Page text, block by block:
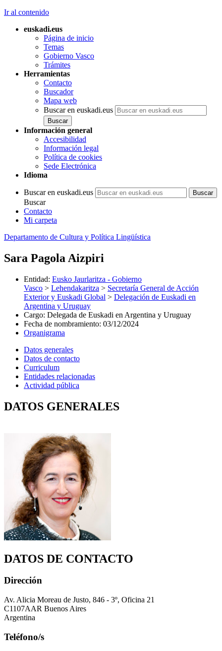
Ir al contenido
euskadi.eus
Página de inicio
Temas
Gobierno Vasco
Trámites
Herramientas
Contacto
Buscador
Mapa web
Buscar en euskadi.eus
Información general
Accesibilidad
Información legal
Política de cookies
Sede Electrónica
Idioma
Buscar en euskadi.eus
Buscar
Contacto
Mi carpeta
Departamento de Cultura y Política Lingüística
Sara Pagola Aizpiri
Entidad: Eusko Jaurlaritza - Gobierno
Vasco > Lehendakaritza > Secretaría General de Acción
Exterior y Euskadi Global > Delegación de Euskadi en
Argentina y Uruguay
Cargo: Delegada de Euskadi en Argentina y Uruguay
Fecha de nombramiento: 03/12/2024
Organigrama
Datos generales
Datos de contacto
Curriculum
Entidades relacionadas
Actividad pública
DATOS GENERALES
DATOS DE CONTACTO
Dirección
Av. Alicia Moreau de Justo, 846 - 3º, Oficina 21
C1107AAR Buenos Aires
Argentina
Teléfono/s